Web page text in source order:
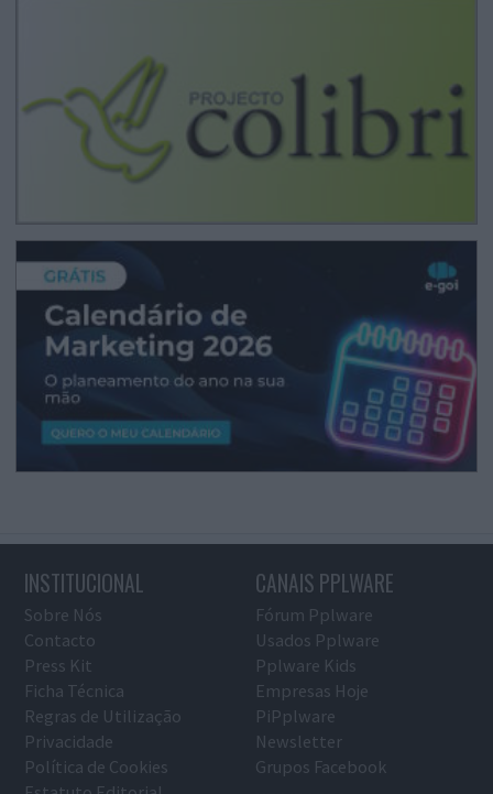
INSTITUCIONAL
Sobre Nós
Contacto
Press Kit
Ficha Técnica
Regras de Utilização
Privacidade
Política de Cookies
CANAIS PPLWARE
Fórum Pplware
Usados Pplware
Pplware Kids
Empresas Hoje
PiPplware
Newsletter
Grupos Facebook